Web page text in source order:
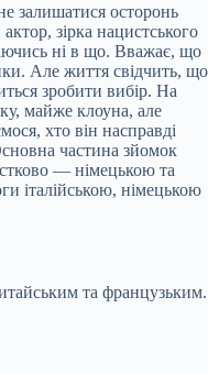
залишатися осторонь
зірка нацистського
ні в що. Вважає, що
Але життя свідчить, що
зробити вибір. На
майже клоуна, але
хто він насправді
частина зйомок
— німецькою та
італійською, німецькою
та французьким.